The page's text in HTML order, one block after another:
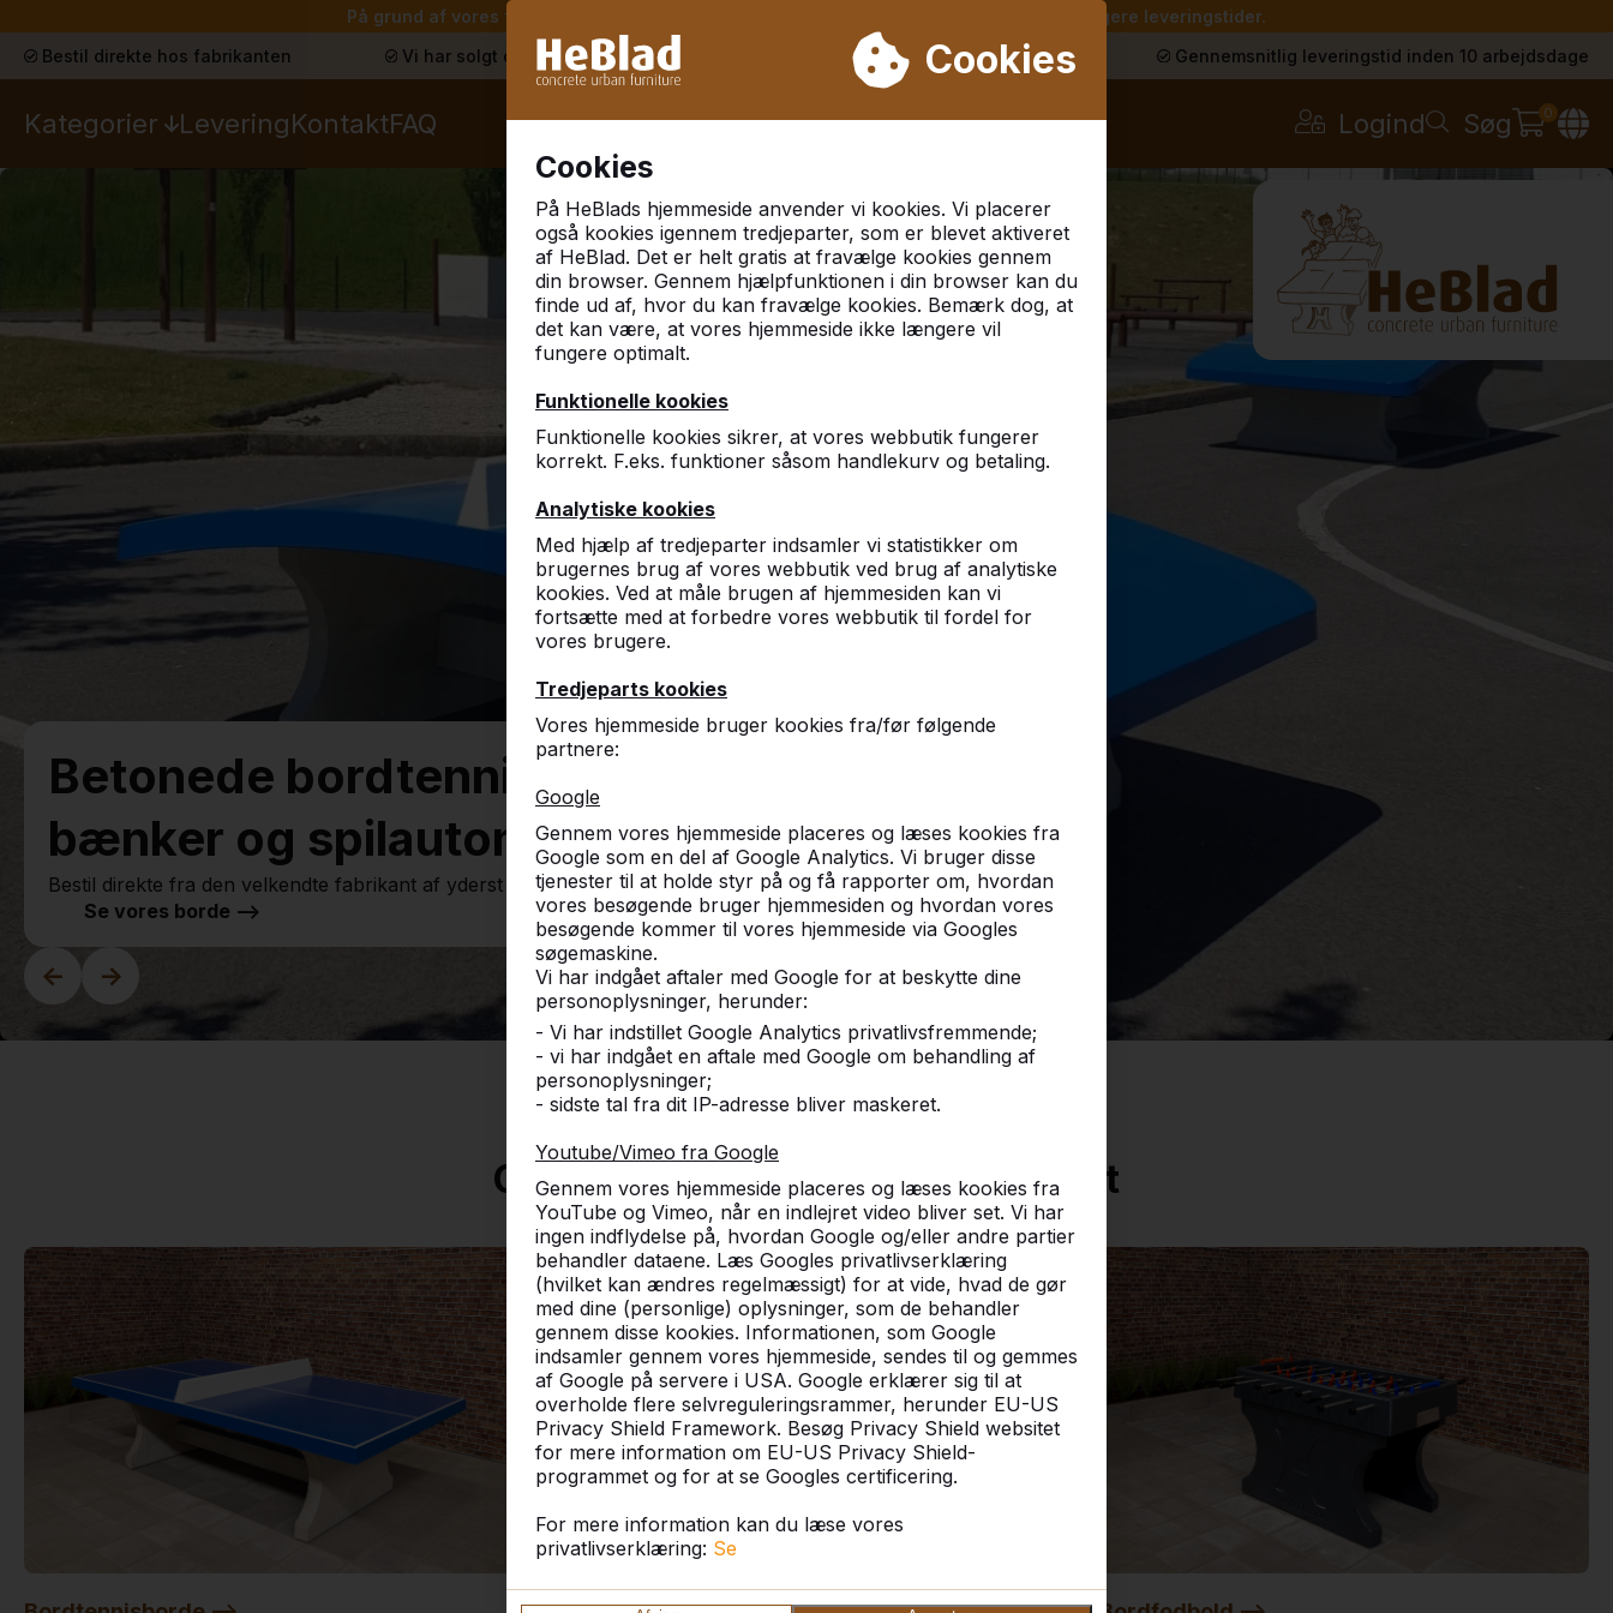
På grund af vores ferie leverer vi ikke fra uge 31 til uge 33. Så tag venligst højde for længere leveringstider.
Cookies
Cookies
På HeBlads hjemmeside anvender vi kookies. Vi placerer
også kookies igennem tredjeparter, som er blevet aktiveret
af HeBlad. Det er helt gratis at fravælge kookies gennem
din browser. Gennem hjælpfunktionen i din browser kan du
finde ud af, hvor du kan fravælge kookies. Bemærk dog, at
det kan være, at vores hjemmeside ikke længere vil
fungere optimalt.
Funktionelle kookies
Funktionelle kookies sikrer, at vores webbutik fungerer
korrekt. F.eks. funktioner såsom handlekurv og betaling.
Analytiske kookies
Med hjælp af tredjeparter indsamler vi statistikker om
brugernes brug af vores webbutik ved brug af analytiske
kookies. Ved at måle brugen af hjemmesiden kan vi
fortsætte med at forbedre vores webbutik til fordel for
vores brugere.
Tredjeparts kookies
Vores hjemmeside bruger kookies fra/før følgende
partnere:
Google
Gennem vores hjemmeside placeres og læses kookies fra
Google som en del af Google Analytics. Vi bruger disse
tjenester til at holde styr på og få rapporter om, hvordan
vores besøgende bruger hjemmesiden og hvordan vores
besøgende kommer til vores hjemmeside via Googles
søgemaskine.
Vi har indgået aftaler med Google for at beskytte dine
personoplysninger, herunder:
- Vi har indstillet Google Analytics privatlivsfremmende;
- vi har indgået en aftale med Google om behandling af
personoplysninger;
- sidste tal fra dit IP-adresse bliver maskeret.
Youtube/Vimeo fra Google
Gennem vores hjemmeside placeres og læses kookies fra
YouTube og Vimeo, når en indlejret video bliver set. Vi har
ingen indflydelse på, hvordan Google og/eller andre partier
behandler dataene. Læs Googles privatlivserklæring
(hvilket kan ændres regelmæssigt) for at vide, hvad de gør
med dine (personlige) oplysninger, som de behandler
gennem disse kookies. Informationen, som Google
indsamler gennem vores hjemmeside, sendes til og gemmes
af Google på servere i USA. Google erklærer sig til at
overholde flere selvreguleringsrammer, herunder EU-US
Privacy Shield Framework. Besøg Privacy Shield websitet
for mere information om EU-US Privacy Shield-
programmet og for at se Googles certificering.
For mere information kan du læse vores
privatlivserklæring: Se
Bestil direkte hos fabrikanten Vi har solgt over 30.000 borde Kunder vurderer HeBlad med et 9.3 Gennemsnitlig leveringstid inden 10 arbejdsdage
Kategorier LeveringKontaktFAQ Logind Søg 0
<- ->
Betonede bordtennisbord,
bænker og spilautomater.
Bestil direkte fra den velkendte fabrikant af yderst robuste spilleborde.
Se vores borde -->
Opdag vores komplette sortiment